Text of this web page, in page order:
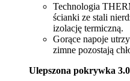
Technologia
ścianki ze stali
izolację termiczną.
Gorące napoje
zimne pozostają
Ulepszona pokrywka 3.0